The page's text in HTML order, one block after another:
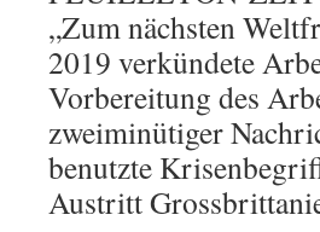
„Zum nächsten
2019 verkündete
Vorbereitung des
zweiminütiger
benutzte
Austritt